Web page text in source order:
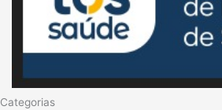
Categorias